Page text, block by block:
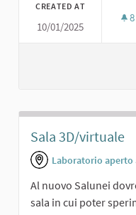
CREATED AT
10/01/2025
8
Sala 3D/virtuale
Laboratorio
Al nuovo Salunei
sala in cui poter